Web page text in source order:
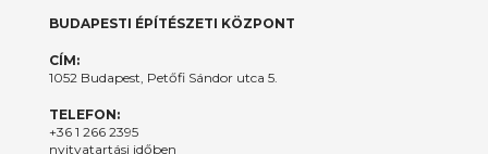
BUDAPESTI ÉPÍTÉSZETI KÖZPONT
CÍM:
1052 Budapest, Petőfi Sándor utca 5.
TELEFON:
+36 1 266 2395
nyitvatartási időben